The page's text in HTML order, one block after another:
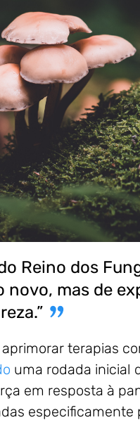
Reino dos
mas de
terapias
uma rodada inicial
em resposta à